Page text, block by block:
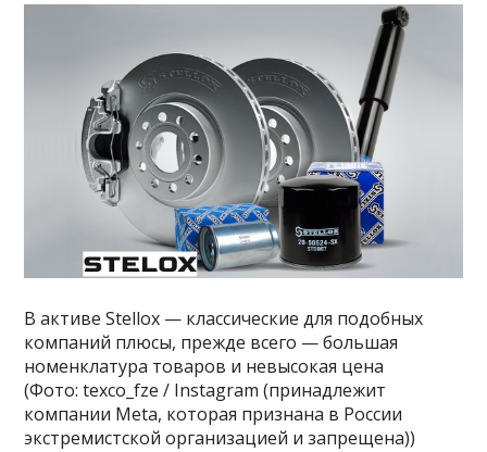
В активе Stellox — классические для подобных
компаний плюсы, прежде всего — большая
номенклатура товаров и невысокая цена
(Фото: texco_fze / Instagram (принадлежит
компании Metа, которая признана в России
экстремистской организацией и запрещена))